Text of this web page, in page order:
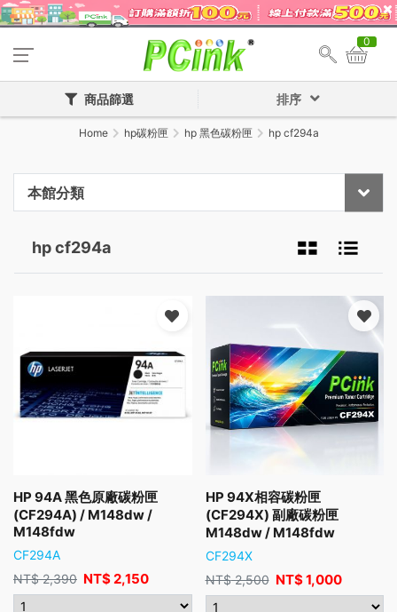
0
商品篩選 排序
Home hp碳粉匣 hp 黑色碳粉匣 hp cf294a
本館分類
hp cf294a
HP 94A 黑色原廠碳粉匣
(CF294A) / M148dw /
M148fdw
CF294A
NT$2,390 NT$ 2,150
HP 94X相容碳粉匣
(CF294X) 副廠碳粉匣
M148dw / M148fdw
CF294X
NT$2,500 NT$1,000